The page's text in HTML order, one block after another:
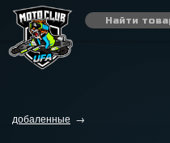
добаленные →